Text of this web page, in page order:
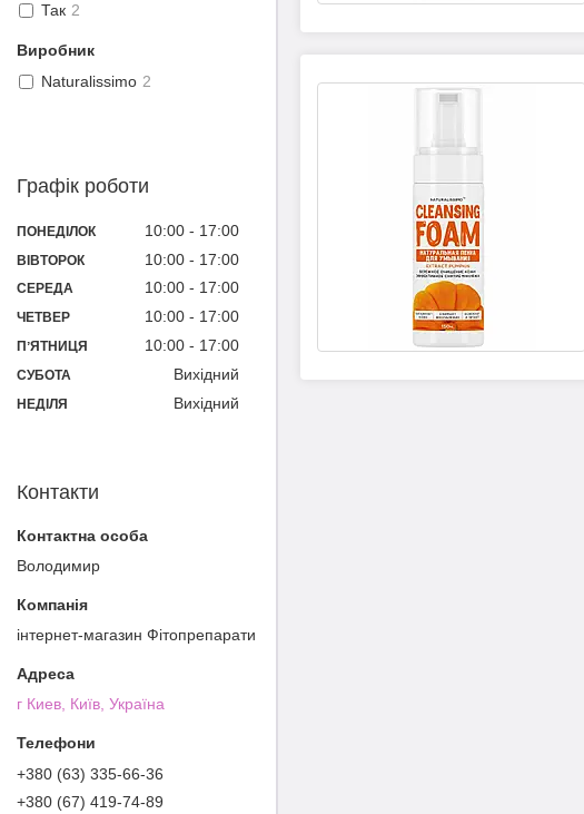
Так 2
Виробник
Naturalissimo 2
Графік роботи
ПОНЕДІЛОК 10:00 17:00
ВІВТОРОК 10:00 17:00
СЕРЕДА 10:00 17:00
ЧЕТВЕР 10:00 17:00
ПʼЯТНИЦЯ 10:00 17:00
СУБОТА Вихідний
НЕДІЛЯ Вихідний
Контакти
Володимир
інтернет-магазин Фітопрепарати
г Киев, Київ, Україна
+380 (63) 335-66-36
+380 (67) 419-74-89